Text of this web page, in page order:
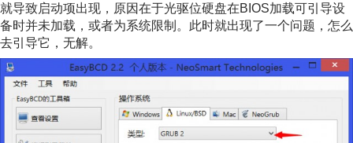
就导致启动项出现，原因在于光驱位硬盘在BIOS加载可引导设
备时并未加载，或者为系统限制。此时就出现了一个问题，怎么
去引导它，无解。